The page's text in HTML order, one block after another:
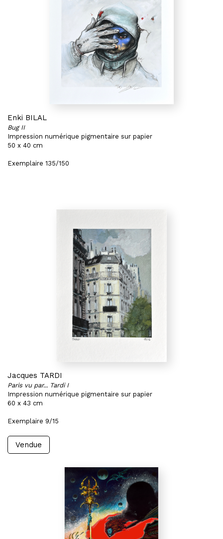
Enki BILAL
Bug II
Impression numérique pigmentaire sur papier
50 x 40 cm
Exemplaire 135/150
Jacques TARDI
Paris vu par... Tardi I
Impression numérique pigmentaire sur papier
60 x 43 cm
Exemplaire 9/15
Vendue